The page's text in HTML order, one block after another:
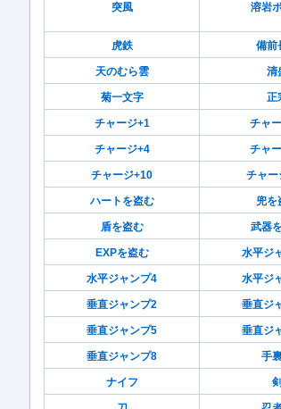
突風 溶岩
虎鉄 備前
天のむら雲 清
菊一文字 正
チャージ+1 チャ
チャージ+4 チャ
チャージ+10 チャー
ハートを盗む 兜を
盾を盗む 武器
EXPを盗む 水平ジ
水平ジャンプ4 水平ジ
垂直ジャンプ2 垂直ジ
垂直ジャンプ5 垂直ジ
垂直ジャンプ8 手
ナイフ 剣